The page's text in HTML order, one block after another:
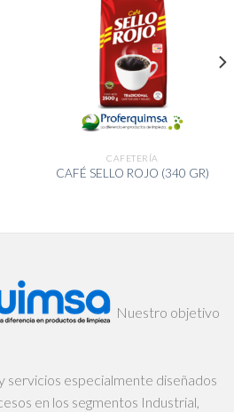
CAFETERÍA
CAFÉ SELLO ROJO (340 GR)
Nuestro objetivo
servicios especialmente diseñados
en los segmentos Industrial,